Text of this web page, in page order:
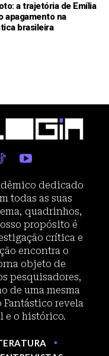
a trajetória de Emília
apagamento na
brasileira
dedicado
todas as suas
quadrinhos,
propósito é
crítica e
encontra o
objeto de
pesquisadores,
de uma mesma
Fantástico revela
e o histórico.